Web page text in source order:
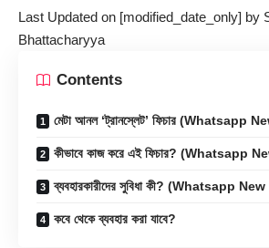
Last Updated on [modified_date_only] by
Bhattacharyya
Contents
মেটা আনল ‘ট্রানস্লেট’ ফিচার (Whatsapp
কীভাবে কাজ করে এই ফিচার? (Whatsapp
ব্যবহারকারীদের সুবিধা কী? (Whatsapp
কবে থেকে ব্যবহার করা যাবে?